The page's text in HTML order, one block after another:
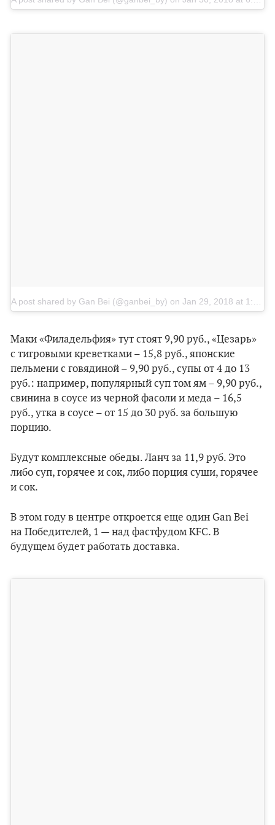
A post shared by Gan Bei (@ganbei_by) on Jan 29, 2018 at 1:49am PST
Маки «Филадельфия» тут стоят 9,90 руб., «Цезарь»
с тигровыми креветками – 15,8 руб., японские
пельмени с говядиной – 9,90 руб., супы от 4 до 13
руб.: например, популярный суп том ям – 9,90 руб.,
свинина в соусе из черной фасоли и меда – 16,5
руб., утка в соусе – от 15 до 30 руб. за большую
порцию.
Будут комплексные обеды. Ланч за 11,9 руб. Это
либо суп, горячее и сок, либо порция суши, горячее
и сок.
В этом году в центре откроется еще один Gan Bei
на Победителей, 1 — над фастфудом KFC. В
будущем будет работать доставка.